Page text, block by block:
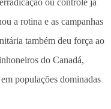
a rotina e as campanhas
também deu força ao
do Canadá,
populações dominadas